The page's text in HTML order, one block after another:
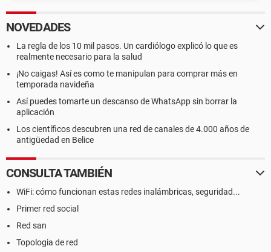
NOVEDADES
La regla de los 10 mil pasos. Un cardiólogo explicó lo que es
realmente necesario para la salud
¡No caigas! Así es como te manipulan para comprar más en
temporada navideña
Así puedes tomarte un descanso de WhatsApp sin borrar la
aplicación
Los científicos descubren una red de canales de 4.000 años de
antigüedad en Belice
CONSULTA TAMBIÉN
WiFi: cómo funcionan estas redes inalámbricas, seguridad...
Primer red social
Red san
Topologia de red